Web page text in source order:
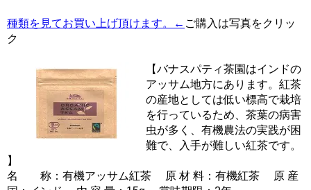
種類を見てお買い上げ頂けます。← ご購入は写真をクリッ
ク
【バナスパティ茶園はインドの
アッサム地方にあります。紅茶
の産地としては低い標高で栽培
を行っているため、茶葉の病害
虫が多く、有機農法の実践が困
難で、入手が難しい紅茶です。
】
名 称：有機アッサム紅茶 原 材 料：有機紅茶 原 産